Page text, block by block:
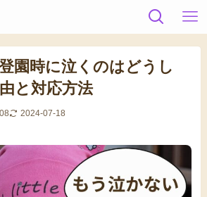
園時に泣くのはどうし
と対応方法
2024-07-18